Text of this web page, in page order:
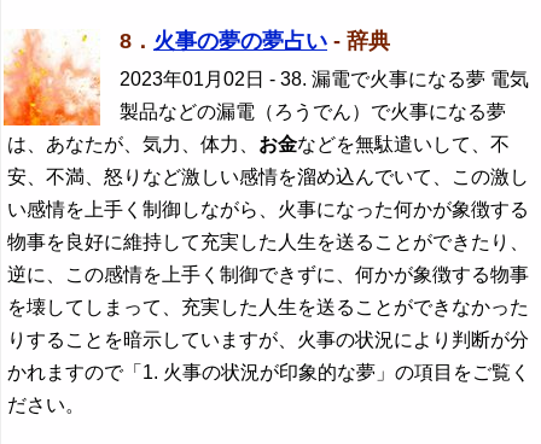
8． 火事の夢の夢占い - 辞典
2023年01月02日 - 38. 漏電で火事になる夢 電気
製品などの漏電（ろうでん）で火事になる夢
は、あなたが、気力、体力、 お金などを無駄遣いして、不
安、不満、怒りなど激しい感情を溜め込んでいて、この激し
い感情を上手く制御しながら、火事になった何かが象徴する
物事を良好に維持して充実した人生を送ることができたり、
逆に、この感情を上手く制御できずに、何かが象徴する物事
を壊してしまって、充実した人生を送ることができなかった
りすることを暗示していますが、火事の状況により判断が分
かれますので「1. 火事の状況が印象的な夢」の項目をご覧く
ださい。